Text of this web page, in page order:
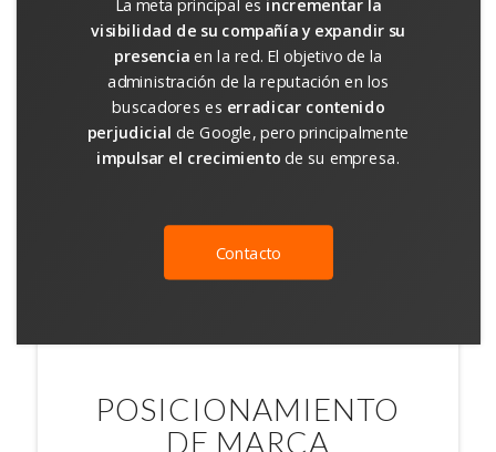
La meta principal es incrementar la
visibilidad de su compañía y expandir su
presencia en la red. El objetivo de la
administración de la reputación en los
buscadores es erradicar contenido
perjudicial de Google, pero principalmente
impulsar el crecimiento de su empresa.
Contacto
POSICIONAMIENTO
DE MARCA